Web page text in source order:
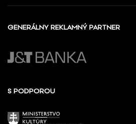
GENERÁLNY REKLAMNÝ PARTNER
S PODPOROU